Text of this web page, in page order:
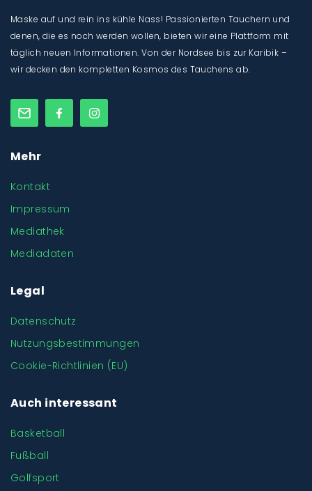
Maske auf und rein ins kühle Nass! Passionierten Tauchern und
denen, die es noch werden wollen, bieten wir eine Plattform mit
täglich neuen Informationen. Von der Nordsee bis zur Karibik –
wir decken den kompletten Kosmos des Tauchens ab.
Mehr
Kontakt
Impressum
Mediathek
Mediadaten
Legal
Datenschutz
Nutzungsbestimmungen
Cookie-Richtlinien (EU)
Auch interessant
Basketball
Fußball
Golfsport